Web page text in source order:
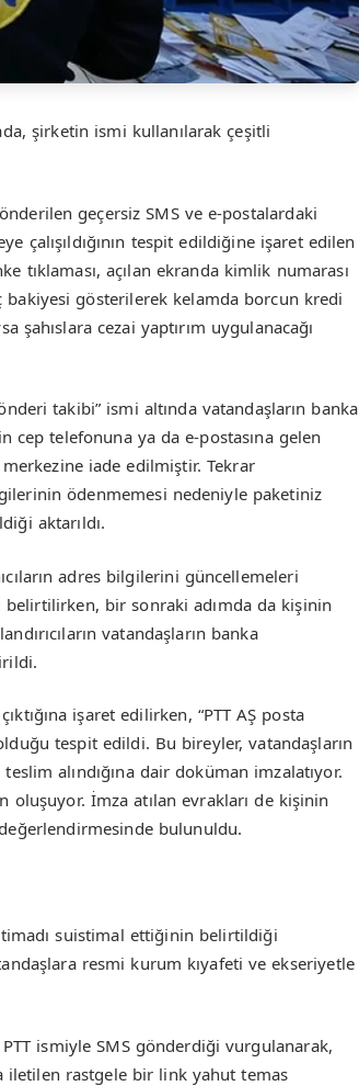
şirketin ismi kullanılarak çeşitli
geçersiz SMS ve e-postalardaki
çalışıldığının tespit edildiğine işaret edilen
tıklaması, açılan ekranda kimlik numarası
bakiyesi gösterilerek kelamda borcun kredi
cezai yaptırım uygulanacağı
takibi” ismi altında vatandaşların banka
cep telefonuna ya da e-postasına gelen
iade edilmiştir. Tekrar
ödenmemesi nedeniyle paketiniz
aktarıldı.
adres bilgilerini güncellemeleri
bir sonraki adımda da kişinin
vatandaşların banka
işaret edilirken, “PTT AŞ posta
tespit edildi. Bu bireyler, vatandaşların
alındığına dair doküman imzalatıyor.
İmza atılan evrakları de kişinin
bulunuldu.
itimadı suistimal ettiğinin belirtildiği
resmi kurum kıyafeti ve ekseriyetle
ismiyle SMS gönderdiği vurgulanarak,
iletilen rastgele bir link yahut temas